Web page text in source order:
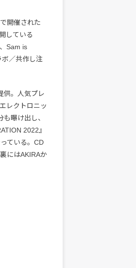
開催された
している
Sam is
／共作し注
供。人気プレ
レクトロニッ
曝け出し、
2022』
ている。CD
にはAKIRAか